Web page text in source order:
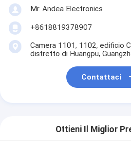
Mr. Andea Electronics
+8618819378907
Camera 1101, 1102, edificio
distretto di Huangpu,
Contattaci
Ottieni Il Miglior